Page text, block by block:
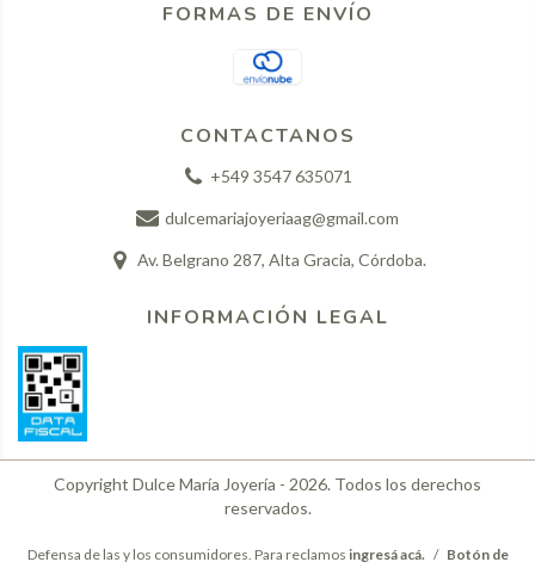
FORMAS DE ENVÍO
CONTACTANOS
+549 3547 635071
dulcemariajoyeriaag@gmail.com
Av. Belgrano 287, Alta Gracia, Córdoba.
INFORMACIÓN LEGAL
Copyright Dulce María Joyería - 2026. Todos los derechos
reservados.
Defensa de las y los consumidores. Para reclamos ingresá acá. / Botón de